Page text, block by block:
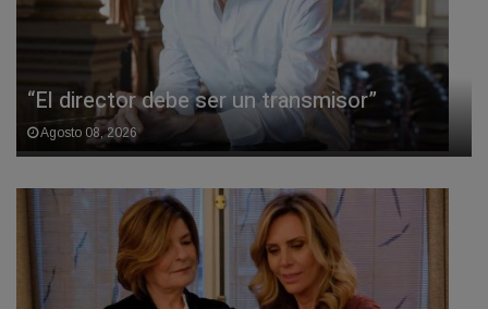
“El director debe ser un transmisor”
Agosto 08, 2026